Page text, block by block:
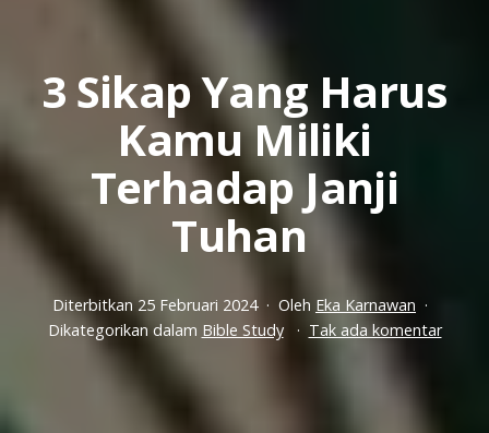
3 Sikap Yang Harus
Kamu Miliki
Terhadap Janji
Tuhan
Diterbitkan 25 Februari 2024 Oleh Eka Karnawan
Dikategorikan dalam Bible Study Tak ada komentarpada